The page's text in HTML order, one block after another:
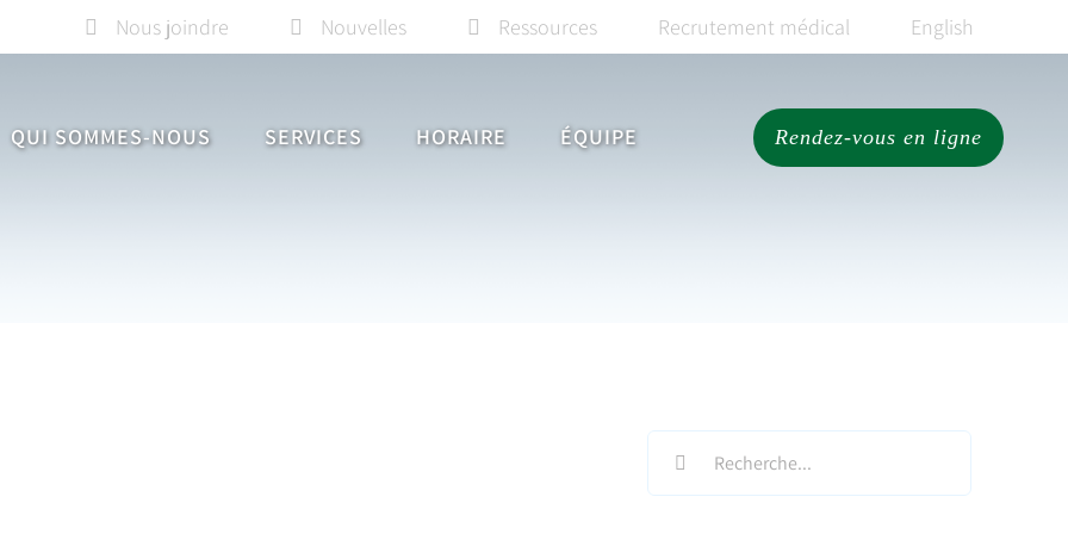
Nous joindre Nouvelles Ressources Recrutement médical English
QUI SOMMES-NOUS SERVICES HORAIRE ÉQUIPE Rendez-vous en ligne
Search
for: